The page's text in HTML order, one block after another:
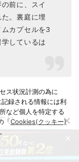
前に、スイ
。裏庭に埋
カプセルを3
しているは
じ
ス状況計測の為に
録される情報には利
など個人を特定する
「Cookies(クッキー)